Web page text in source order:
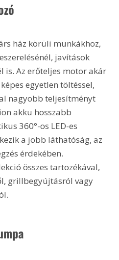
ház körüli munkákhoz,
javítások
is. Az erőteljes motor akár
egyetlen töltéssel,
nagyobb teljesítményt
akku hosszabb
360°-os LED-es
a jobb láthatóság, az
érdekében.
összes tartozékával,
grillbegyújtásról vagy